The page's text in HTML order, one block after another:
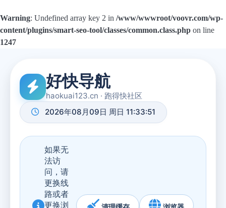
Warning: Undefined array key 2 in /www/wwwroot/voovr.com/wp-
content/plugins/smart-seo-tool/classes/common.class.php on line
1247